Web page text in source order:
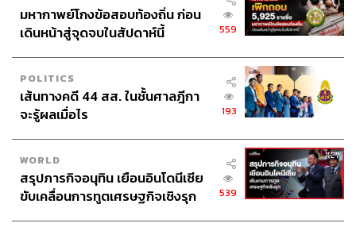
มหากาพย์โกงข้อสอบท้องถิ่น ก่อน
เดินหน้าสู่จุดจบในสัปดาห์นี้
559
POLITICS
เส้นทางคดี 44 สส. ในชั้นศาลฎีกา
จะรู้ผลเมื่อไร
193
WORLD
สรุปภารกิจอนุทิน เยือนอินโดนีเซีย
ขับเคลื่อนการทูตเศรษฐกิจเชิงรุก
539